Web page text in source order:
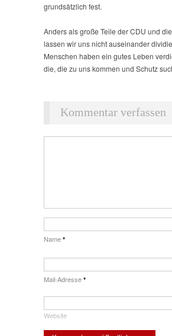
grundsätzlich fest.
Anders als große Teile der CDU und
lassen wir uns nicht auseinander
Menschen haben ein gutes Leben
die, die zu uns kommen und Schutz
Kommentar verfassen
Name *
Mail-Adresse *
Website